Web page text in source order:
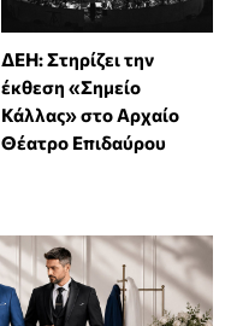
ΔΕΗ: Στηρίζει την
έκθεση «Σημείο
Κάλλας» στο Αρχαίο
Θέατρο Επιδαύρου